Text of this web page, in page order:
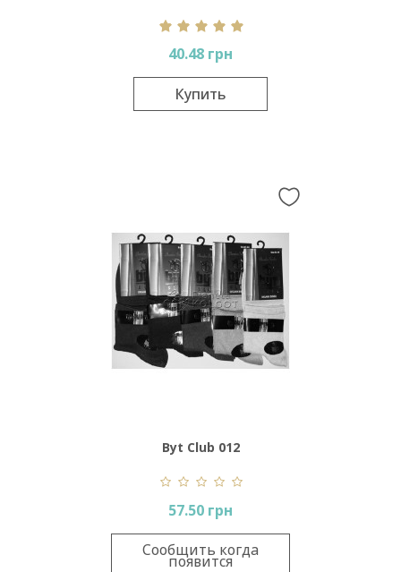
40.48 грн
Купить
Byt Club 012
57.50 грн
Сообщить когда
появится